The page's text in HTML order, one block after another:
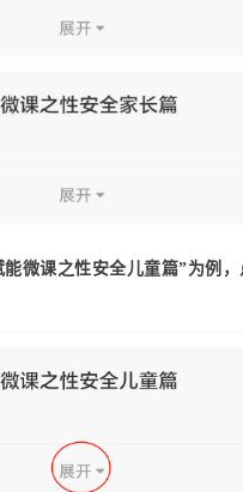
微课之性安全儿童篇”为例，